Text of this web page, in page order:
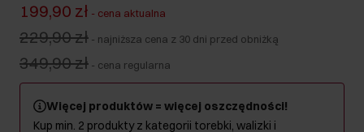
199,90 zł - cena aktualna
229,90 zł - najniższa cena z 30 dni przed obniżką
349,90 zł - cena regularna
Więcej produktów = więcej oszczędności!
Kup min. 2 produkty z kategorii torebki, walizki i